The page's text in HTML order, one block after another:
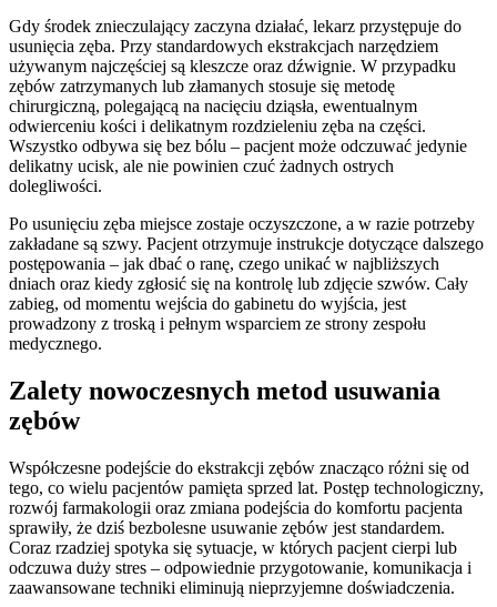
Gdy środek znieczulający zaczyna działać, lekarz przystępuje do
usunięcia zęba. Przy standardowych ekstrakcjach narzędziem
używanym najczęściej są kleszcze oraz dźwignie. W przypadku
zębów zatrzymanych lub złamanych stosuje się metodę
chirurgiczną, polegającą na nacięciu dziąsła, ewentualnym
odwierceniu kości i delikatnym rozdzieleniu zęba na części.
Wszystko odbywa się bez bólu – pacjent może odczuwać jedynie
delikatny ucisk, ale nie powinien czuć żadnych ostrych
dolegliwości.
Po usunięciu zęba miejsce zostaje oczyszczone, a w razie potrzeby
zakładane są szwy. Pacjent otrzymuje instrukcje dotyczące dalszego
postępowania – jak dbać o ranę, czego unikać w najbliższych
dniach oraz kiedy zgłosić się na kontrolę lub zdjęcie szwów. Cały
zabieg, od momentu wejścia do gabinetu do wyjścia, jest
prowadzony z troską i pełnym wsparciem ze strony zespołu
medycznego.
Zalety nowoczesnych metod usuwania
zębów
Współczesne podejście do ekstrakcji zębów znacząco różni się od
tego, co wielu pacjentów pamięta sprzed lat. Postęp technologiczny,
rozwój farmakologii oraz zmiana podejścia do komfortu pacjenta
sprawiły, że dziś bezbolesne usuwanie zębów jest standardem.
Coraz rzadziej spotyka się sytuacje, w których pacjent cierpi lub
odczuwa duży stres – odpowiednie przygotowanie, komunikacja i
zaawansowane techniki eliminują nieprzyjemne doświadczenia.